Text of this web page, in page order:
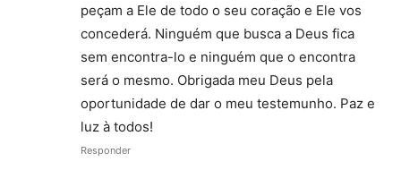
peçam a Ele de todo o seu coração e Ele vos
concederá. Ninguém que busca a Deus fica
sem encontra-lo e ninguém que o encontra
será o mesmo. Obrigada meu Deus pela
oportunidade de dar o meu testemunho. Paz e
luz à todos!
Responder